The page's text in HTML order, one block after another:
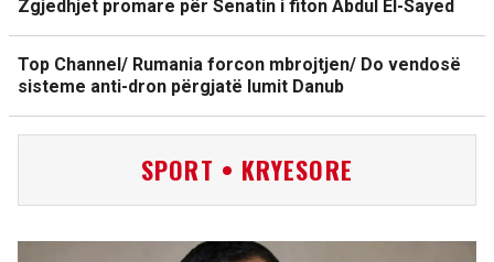
Zgjedhjet promare për Senatin i fiton Abdul El-Sayed
Top Channel/ Rumania forcon mbrojtjen/ Do vendosë
sisteme anti-dron përgjatë lumit Danub
SPORT • KRYESORE